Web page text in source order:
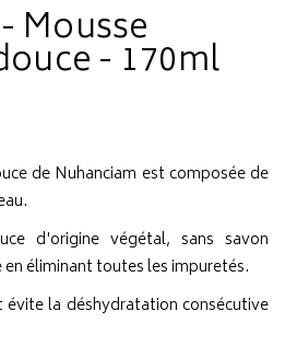
Mousse
- 170ml
de Nuhanciam est composée de
d'origine végétal, sans savon
éliminant toutes les impuretés.
la déshydratation consécutive